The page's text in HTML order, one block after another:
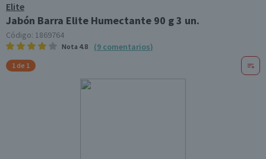
Elite
Jabón Barra Elite Humectante 90 g 3 un.
Código: 1869764
Nota 4.8 (9 comentarios)
1 de 1